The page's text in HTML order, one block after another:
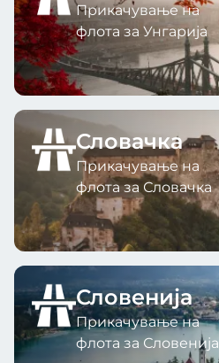
Прикачување на
флота за Унгарија
Словачка
Прикачување на
флота за Словачка
Словенија
Прикачување на
флота за Словенија